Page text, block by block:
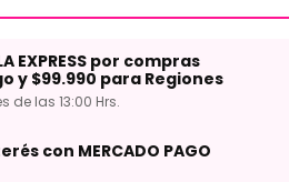
EXPRESS por compras
y $99.990 para Regiones
de las 13:00 Hrs.
con MERCADO PAGO